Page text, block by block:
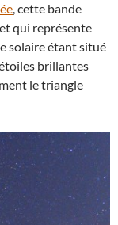
, cette bande
qui représente
solaire étant situé
brillantes
le triangle